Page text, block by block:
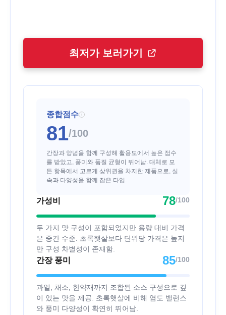
최저가 보러가기
종합점수 i
81/100
간장과 양념을 함께 구성해 활용도에서 높은 점수
를 받았고, 풍미와 품질 균형이 뛰어남. 대체로 모
든 항목에서 고르게 상위권을 차지한 제품으로, 실
속과 다양성을 함께 잡은 타입.
가성비 78/100
두 가지 맛 구성이 포함되었지만 용량 대비 가격
은 중간 수준. 초록햇살보다 단위당 가격은 높지
만 구성 차별성이 존재함.
간장 풍미 85/100
과일, 채소, 한약재까지 조합된 소스 구성으로 깊
이 있는 맛을 제공. 초록햇살에 비해 염도 밸런스
와 풍미 다양성이 확연히 뛰어남.